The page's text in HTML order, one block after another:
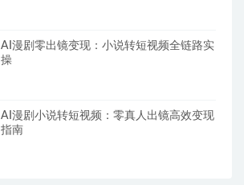
AI漫剧零出镜变现：小说转短视频全链路实
操
AI漫剧小说转短视频：零真人出镜高效变现
指南